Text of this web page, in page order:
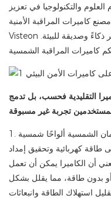
والتكنولوجيا في تعزيز
كاميرات المراقبة الأمنية
Visteon بتزويد المستخدمين بحلول مراقبة أمنية أكثر ذكاءً وصديقة للبيئة.
التقليدية فحسب، بل تدمج
1. حماية البيئة الخضراء: تستخدم كاميرات الأمان الشمسية ألواحًا شمسية
طاقة كهربائية وتحقيق إمداد
أن الكاميرا يمكن أن تعمل
بدون طاقة، مما يقلل بشكل
استهلاك الطاقة وانبعاثات